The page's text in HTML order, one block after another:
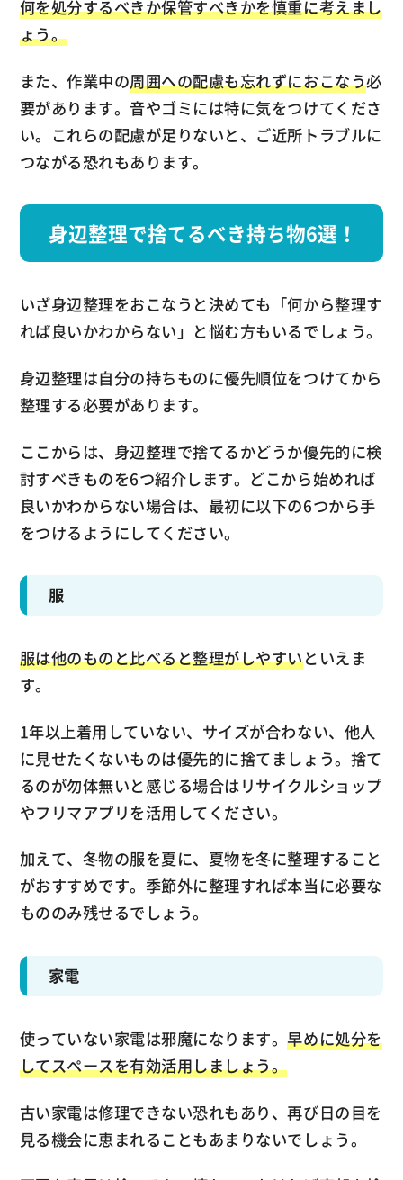
何を処分するべきか保管すべきかを慎重に考えまし
ょう。
また、作業中の周囲への配慮も忘れずにおこなう必
要があります。音やゴミには特に気をつけてくださ
い。これらの配慮が足りないと、ご近所トラブルに
つながる恐れもあります。
身辺整理で捨てるべき持ち物6選！
いざ身辺整理をおこなうと決めても「何から整理す
れば良いかわからない」と悩む方もいるでしょう。
身辺整理は自分の持ちものに優先順位をつけてから
整理する必要があります。
ここからは、身辺整理で捨てるかどうか優先的に検
討すべきものを6つ紹介します。どこから始めれば
良いかわからない場合は、最初に以下の6つから手
をつけるようにしてください。
服
服は他のものと比べると整理がしやすいといえま
す。
1年以上着用していない、サイズが合わない、他人
に見せたくないものは優先的に捨てましょう。捨て
るのが勿体無いと感じる場合はリサイクルショップ
やフリマアプリを活用してください。
加えて、冬物の服を夏に、夏物を冬に整理すること
がおすすめです。季節外に整理すれば本当に必要な
もののみ残せるでしょう。
家電
使っていない家電は邪魔になります。早めに処分を
してスペースを有効活用しましょう。
古い家電は修理できない恐れもあり、再び日の目を
見る機会に恵まれることもあまりないでしょう。